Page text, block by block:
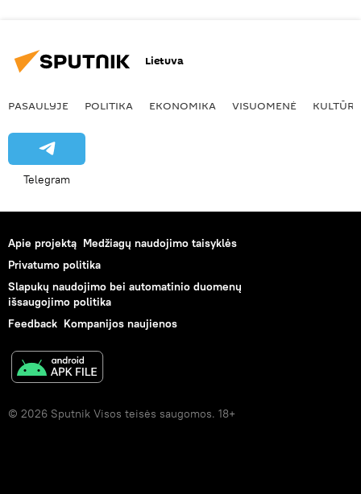
Lietuva
PASAULYJE POLITIKA EKONOMIKA VISUOMENĖ KULTŪRA
Telegram
Apie projektą Medžiagų naudojimo taisyklės
Privatumo politika
Slapukų naudojimo bei automatinio duomenų
išsaugojimo politika
Feedback Kompanijos naujienos
© 2026 Sputnik Visos teisės saugomos. 18+